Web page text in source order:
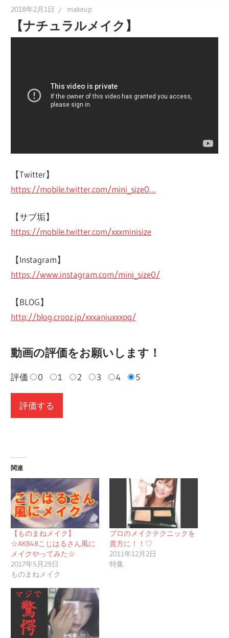
2018年2月1日 makeup
【ナチュラルメイク】
【Twitter】
https://mobile.twitter.com/mini_size0…
【サブ垢】
https://mobile.twitter.com/xxxminisize
【Instagram】
https://www.instagram.com/mini_size0/
【BLOG】
http://blog.crooz.jp/xxxanjuxxxpq/
動画の評価をお願いします！
評価 0 1 2 3 4 5
関連
【ものまねメイク】
☆AKB48こじはるさん風に
メイクやってみた☆
2017年5月29日
ものまねメイク
プロのメイクテクニックを
貴方に！！♡
2011年12月2日
特集